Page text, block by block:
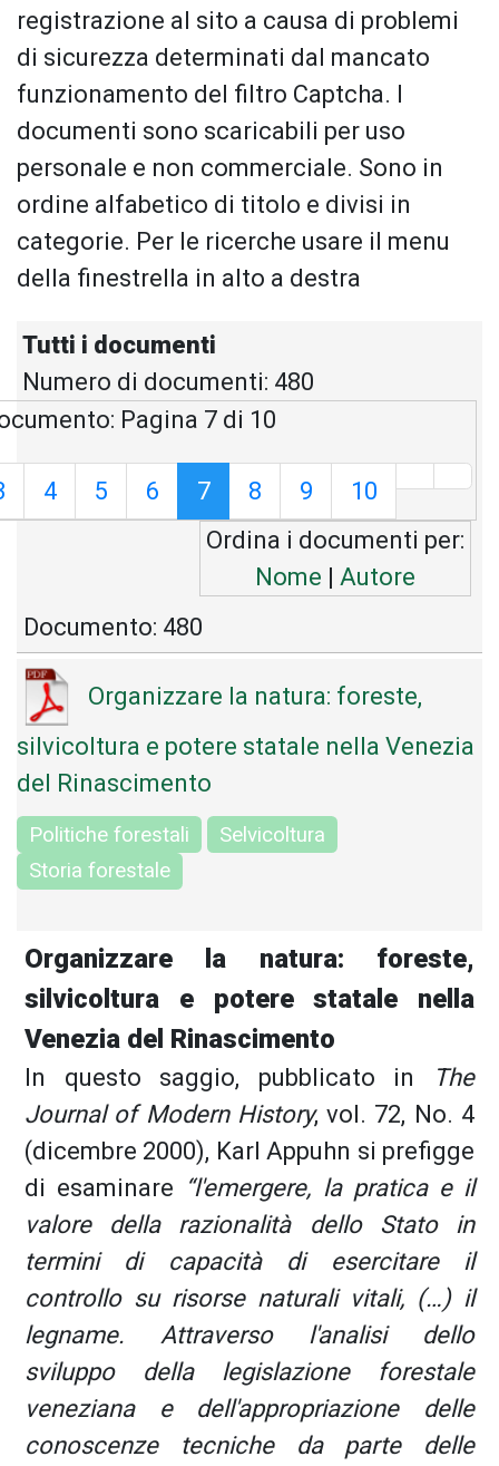
registrazione al sito a causa di problemi
di sicurezza determinati dal mancato
funzionamento del filtro Captcha. I
documenti sono scaricabili per uso
personale e non commerciale. Sono in
ordine alfabetico di titolo e divisi in
categorie. Per le ricerche usare il menu
della finestrella in alto a destra
Tutti i documenti
Numero di documenti: 480
Pagina 7 di 10
4 5 6 7 8 9
10
Ordina i documenti per:
Nome | Autore
Documento: 480
Organizzare la natura: foreste,
silvicoltura e potere statale nella Venezia
del Rinascimento
Politiche forestali
Selvicoltura
Storia forestale
Organizzare la natura: foreste,
silvicoltura e potere statale nella
Venezia del Rinascimento
In questo saggio, pubblicato in
The
Journal of Modern History, vol. 72, No. 4
(dicembre 2000), Karl Appuhn si prefigge
di esaminare “l'emergere, la pratica e il
valore della razionalità dello Stato in
termini di capacità di esercitare il
controllo su risorse naturali vitali, (…) il
legname. Attraverso l'analisi dello
sviluppo della legislazione forestale
veneziana e dell'appropriazione delle
conoscenze tecniche da parte delle